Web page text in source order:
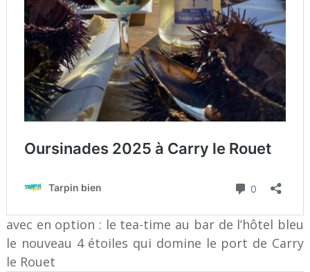
avec en option : le tea-time au bar de l’hôtel bleu
le nouveau 4 étoiles qui domine le port de Carry
le Rouet